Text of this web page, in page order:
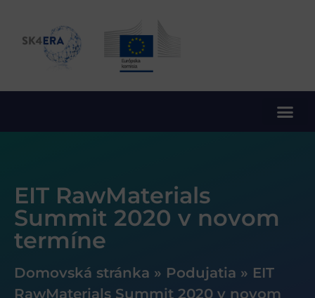
EIT RawMaterials
Summit 2020 v novom
termíne
Domovská stránka » Podujatia » EIT
RawMaterials Summit 2020 v novom